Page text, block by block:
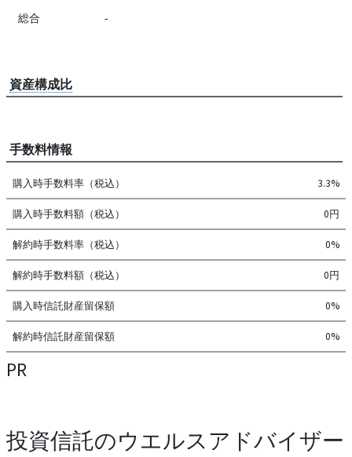
総合 -
資産構成比
手数料情報
購入時手数料率（税込） 3.3%
購入時手数料額（税込） 0円
解約時手数料率（税込） 0%
解約時手数料額（税込） 0円
購入時信託財産留保額 0%
解約時信託財産留保額 0%
PR
投資信託のウエルスアドバイザー